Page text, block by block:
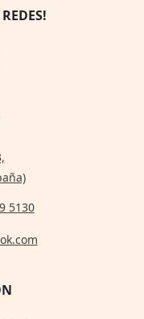
5130